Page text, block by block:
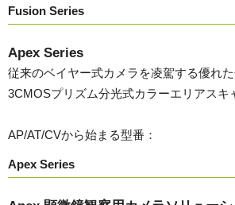
Fusion Series
Apex Series
従来のベイヤー式カメラを凌駕する優れ
3CMOSプリズム分光式カラーエリアスキ
AP/AT/CVから始まる型番：
Apex Series